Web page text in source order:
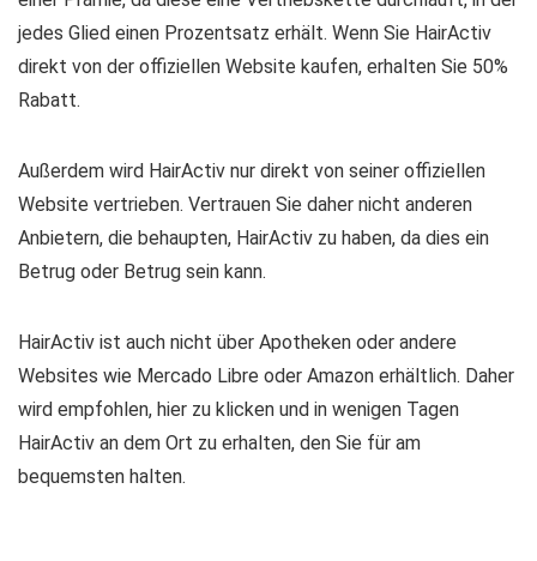
jedes Glied einen Prozentsatz erhält. Wenn Sie HairActiv
direkt von der offiziellen Website kaufen, erhalten Sie 50%
Rabatt.
Außerdem wird HairActiv nur direkt von seiner offiziellen
Website vertrieben. Vertrauen Sie daher nicht anderen
Anbietern, die behaupten, HairActiv zu haben, da dies ein
Betrug oder Betrug sein kann.
HairActiv ist auch nicht über Apotheken oder andere
Websites wie Mercado Libre oder Amazon erhältlich. Daher
wird empfohlen, hier zu klicken und in wenigen Tagen
HairActiv an dem Ort zu erhalten, den Sie für am
bequemsten halten.